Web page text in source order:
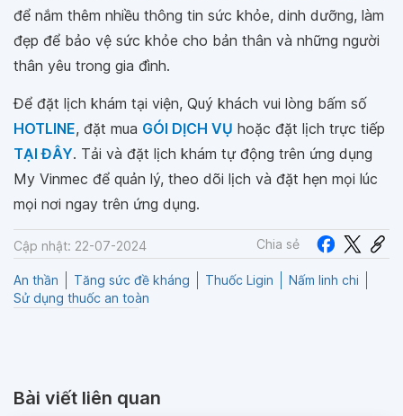
để nắm thêm nhiều thông tin sức khỏe, dinh dưỡng, làm
đẹp để bảo vệ sức khỏe cho bản thân và những người
thân yêu trong gia đình.
Để đặt lịch khám tại viện, Quý khách vui lòng bấm số
HOTLINE, đặt mua GÓI DỊCH VỤ hoặc đặt lịch trực tiếp
TẠI ĐÂY. Tải và đặt lịch khám tự động trên ứng dụng
My Vinmec để quản lý, theo dõi lịch và đặt hẹn mọi lúc
mọi nơi ngay trên ứng dụng.
Cập nhật: 22-07-2024 Chia sẻ
An thần Tăng sức đề kháng Thuốc Ligin
Nấm linh chi
Sử dụng thuốc an toàn
Bài viết liên quan